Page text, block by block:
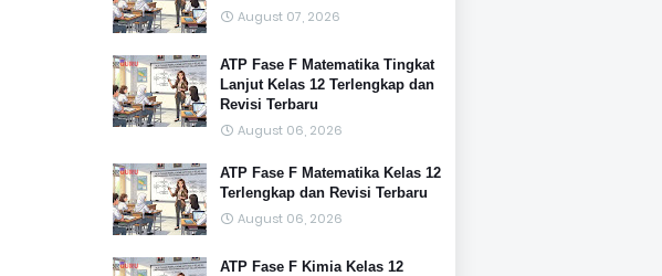
August 07, 2026
ATP Fase F Matematika Tingkat
Lanjut Kelas 12 Terlengkap dan
Revisi Terbaru
August 06, 2026
ATP Fase F Matematika Kelas 12
Terlengkap dan Revisi Terbaru
August 06, 2026
ATP Fase F Kimia Kelas 12